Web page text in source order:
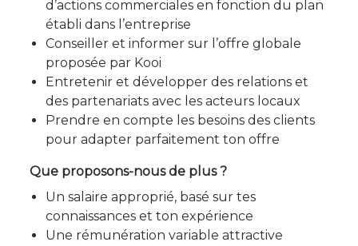
d’actions commerciales en fonction du plan
établi dans l’entreprise
Conseiller et informer sur l’offre globale
proposée par Kooi
Entretenir et développer des relations et
des partenariats avec les acteurs locaux
Prendre en compte les besoins des clients
pour adapter parfaitement ton offre
Que proposons-nous de plus ?
Un salaire approprié, basé sur tes
connaissances et ton expérience
Une rémunération variable attractive